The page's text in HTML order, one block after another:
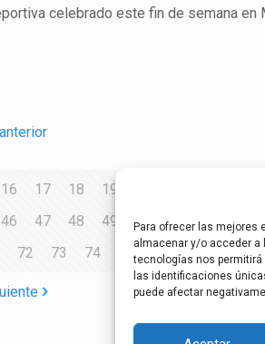
Para ofrecer las mejores
almacenar y/o acceder
tecnologías nos
las identificaciones
puede afectar
celebrado este fin de semana
16 17 18 19
46 47 48 49 50 51 52 53
72 73 74 75 76 77 78